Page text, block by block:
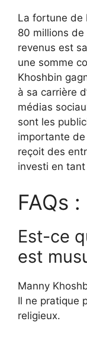
La fortune de
80 millions
revenus est
une somme
Khoshbin
à sa carrière
médias
sont les
importante de
reçoit des
investi en tant
FAQs :
Est-ce
est
Manny
Il ne pratique
religieux.